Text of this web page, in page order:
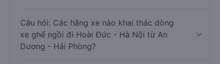
Câu hỏi: Các hãng xe nào khai thác dòng
xe ghế ngồi đi Hoài Đức - Hà Nội từ An
Dương - Hải Phòng?